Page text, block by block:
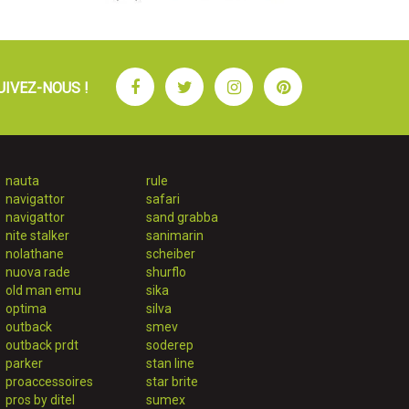
NOUS ! FacebookTwitterInstagramPinterest
nauta
navigattor
navigattor
nite stalker
nolathane
nuova rade
old man emu
optima
outback
outback prdt
parker
proaccessoires
pros by ditel
rule
safari
sand grabba
sanimarin
scheiber
shurflo
sika
silva
smev
soderep
stan line
star brite
sumex